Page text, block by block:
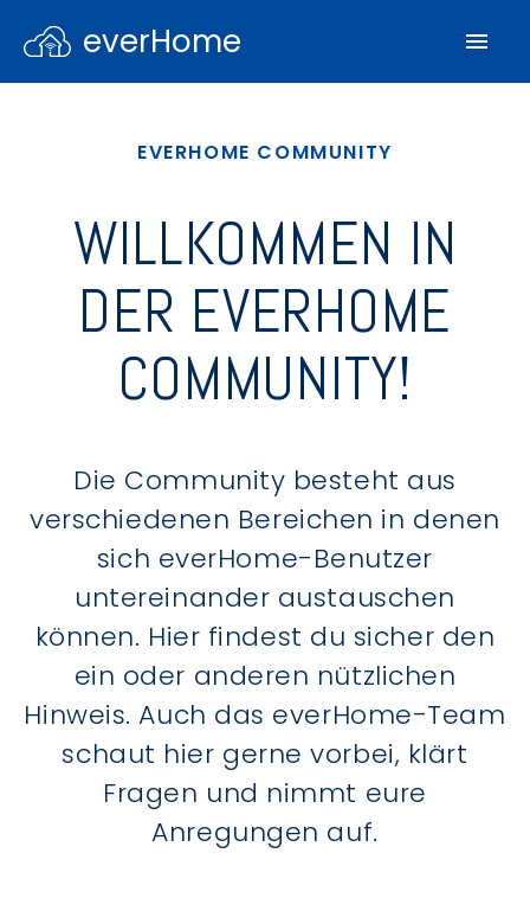
everHome
EVERHOME COMMUNITY
WILLKOMMEN IN
DER EVERHOME
COMMUNITY!
Die Community besteht aus
verschiedenen Bereichen in denen
sich everHome-Benutzer
untereinander austauschen
können. Hier findest du sicher den
ein oder anderen nützlichen
Hinweis. Auch das everHome-Team
schaut hier gerne vorbei, klärt
Fragen und nimmt eure
Anregungen auf.